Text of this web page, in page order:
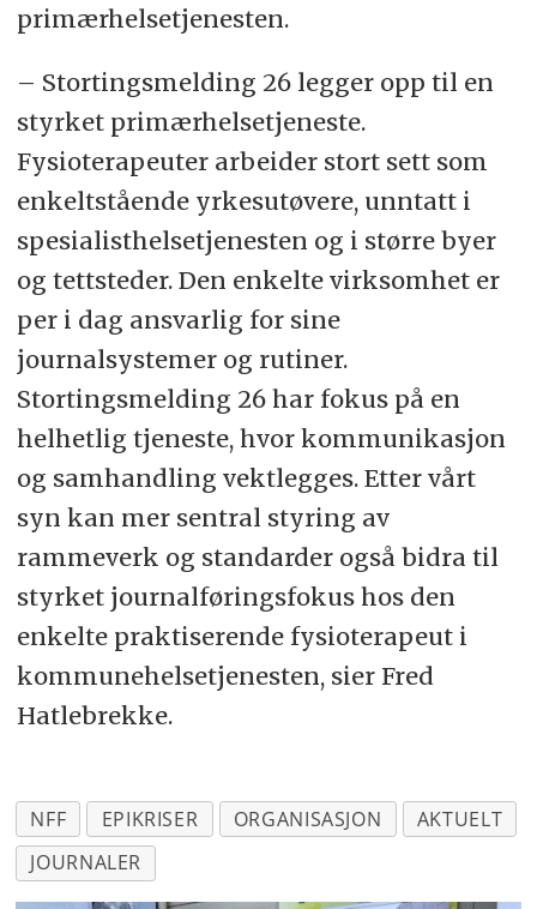
primærhelsetjenesten.
– Stortingsmelding 26 legger opp til en
styrket primærhelsetjeneste.
Fysioterapeuter arbeider stort sett som
enkeltstående yrkesutøvere, unntatt i
spesialisthelsetjenesten og i større byer
og tettsteder. Den enkelte virksomhet er
per i dag ansvarlig for sine
journalsystemer og rutiner.
Stortingsmelding 26 har fokus på en
helhetlig tjeneste, hvor kommunikasjon
og samhandling vektlegges. Etter vårt
syn kan mer sentral styring av
rammeverk og standarder også bidra til
styrket journalføringsfokus hos den
enkelte praktiserende fysioterapeut i
kommunehelsetjenesten, sier Fred
Hatlebrekke.
NFF EPIKRISER ORGANISASJON
AKTUELT
JOURNALER